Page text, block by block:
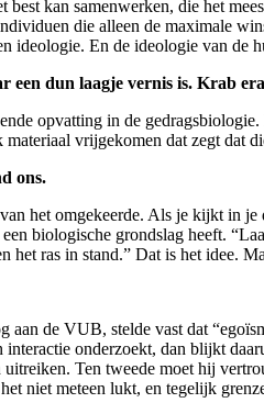
kan samenwerken, die het
die alleen de maximale
ideologie. En de ideologie van de
een dun laagje vernis is. Krab
opvatting in de
vrijgekomen dat zegt dat
ons.
het omgekeerde. Als je kijkt in
biologische grondslag heeft.
het ras in stand.” Dat is het idee.
aan de VUB, stelde vast dat
onderzoekt, dan blijkt
Ten tweede moet hij
niet meteen lukt, en tegelijk